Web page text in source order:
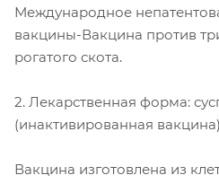
Международное
вакцины-Вакцина против
рогатого скота.
2. Лекарственная форма:
(инактивированная
Вакцина изготовлена из